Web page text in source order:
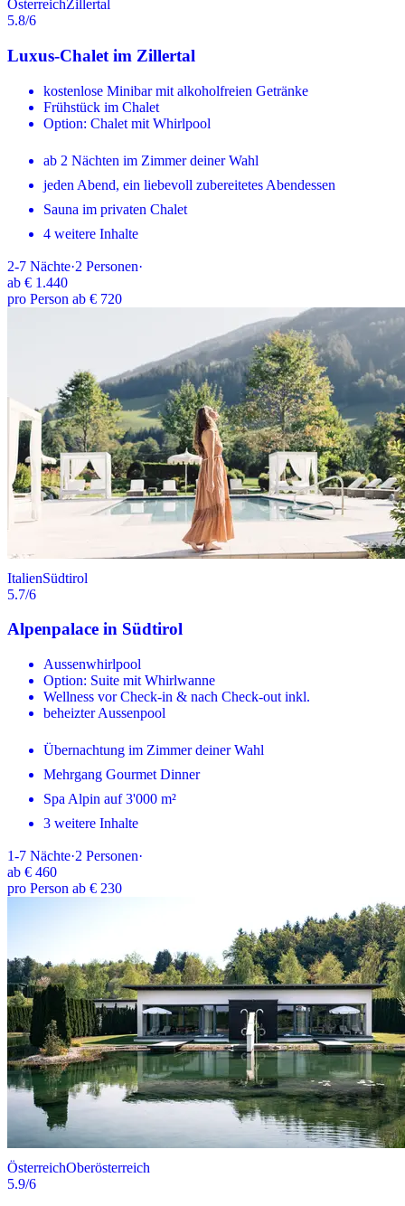
ÖsterreichZillertal
5.8/6
Luxus-Chalet im Zillertal
kostenlose Minibar mit alkoholfreien Getränke
Frühstück im Chalet
Option: Chalet mit Whirlpool
ab 2 Nächten im Zimmer deiner Wahl
jeden Abend, ein liebevoll zubereitetes Abendessen
Sauna im privaten Chalet
4 weitere Inhalte
2-7 Nächte·2 Personen·
ab € 1.440
pro Person ab € 720
ItalienSüdtirol
5.7/6
Alpenpalace in Südtirol
Aussenwhirlpool
Option: Suite mit Whirlwanne
Wellness vor Check-in & nach Check-out inkl.
beheizter Aussenpool
Übernachtung im Zimmer deiner Wahl
Mehrgang Gourmet Dinner
Spa Alpin auf 3'000 m²
3 weitere Inhalte
1-7 Nächte·2 Personen·
ab € 460
pro Person ab € 230
ÖsterreichOberösterreich
5.9/6